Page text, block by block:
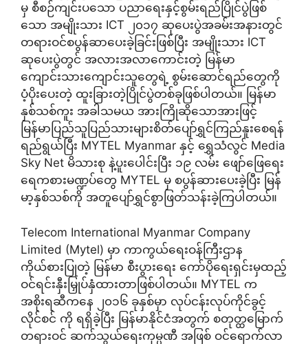
မှ စီစဉ်ကျင်းပသော ပညာရေးနှင့်စွမ်းရည်ပြိုင်ပွဲဖြစ်
သော အမျိုးသား ICT ၂၀၁၇ ဆုပေးပွဲအခမ်းအနားတွင်
တရားဝင်စပွန်ဆာပေးခဲ့ခြင်းဖြစ်ပြီး အမျိုးသား ICT
ဆုပေးပွဲတွင် အလားအလာကောင်းတဲ့ မြန်မာ
ကျောင်းသားကျောင်းသူတွေရဲ့ စွမ်းဆောင်ရည်တွေကို
ပံ့ပိုးပေးတဲ့ ထူးခြားတဲ့ပြိုင်ပွဲတစ်ခုဖြစ်ပါတယ်။ မြန်မာ
နှစ်သစ်ကူး အခါသမယ အားကြိုဆိုသောအားဖြင့်
မြန်မာပြည်သူပြည်သားများစိတ်ပျော်ရွှင်ကြည်နူးစေရန်
ရည်ရွယ်ပြီး MYTEL Myanmar နှင့် ရွှေသံလွင် Media
Sky Net မိသားစု နဲ့ပူးပေါင်းပြီး ၁၉ လမ်း ဖျော်ဖြေရေး
ရေကစားမဏ္ဍပ်တွေ MYTEL မှ စပွန်ဆားပေးခဲ့ပြီး မြန်
မာ့နှစ်သစ်ကို အတူပျော်ရွှင်စွာဖြတ်သန်းခဲ့ကြပါတယ်။
Telecom International Myanmar Company
Limited (Mytel) မှာ ကာကွယ်ရေးဝန်ကြီးဌာန
ကိုယ်စားပြုတဲ့ မြန်မာ စီးပွားရေး ကော်ပိုရေးရှင်းမှထည့်
ဝင်ရင်းနှီးမြှုပ်နှံထားတာဖြစ်ပါတယ်။ MYTEL က
အစိုးရဆီကနေ ၂၀၁၆ ခုနှစ်မှာ လုပ်ငန်းလုပ်ကိုင်ခွင့်
လိုင်စင် ကို ရရှိခဲ့ပြီး မြန်မာနိုင်ငံအတွက် စတုတ္ထမြောက်
တရားဝင် ဆက်သွယ်ရေးကုမ္ပဏီ အဖြစ် ဝင်ရောက်လာ